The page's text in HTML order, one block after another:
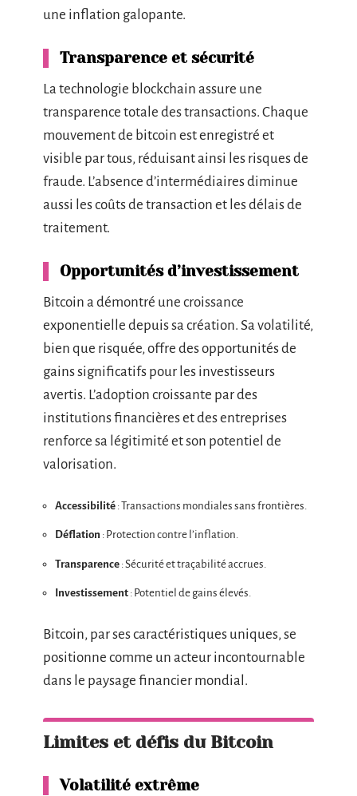
une inflation galopante.
Transparence et sécurité
La technologie blockchain assure une
transparence totale des transactions. Chaque
mouvement de bitcoin est enregistré et
visible par tous, réduisant ainsi les risques de
fraude. L’absence d’intermédiaires diminue
aussi les coûts de transaction et les délais de
traitement.
Opportunités d’investissement
Bitcoin a démontré une croissance
exponentielle depuis sa création. Sa volatilité,
bien que risquée, offre des opportunités de
gains significatifs pour les investisseurs
avertis. L’adoption croissante par des
institutions financières et des entreprises
renforce sa légitimité et son potentiel de
valorisation.
Accessibilité : Transactions mondiales sans frontières.
Déflation : Protection contre l’inflation.
Transparence : Sécurité et traçabilité accrues.
Investissement : Potentiel de gains élevés.
Bitcoin, par ses caractéristiques uniques, se
positionne comme un acteur incontournable
dans le paysage financier mondial.
Limites et défis du Bitcoin
Volatilité extrême